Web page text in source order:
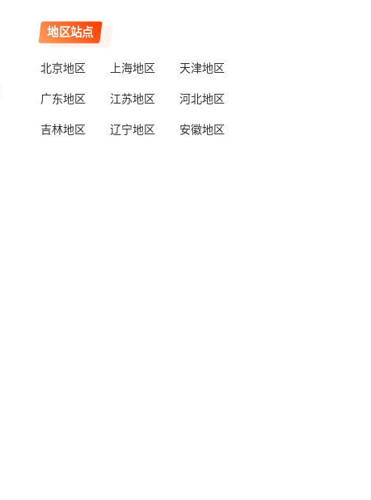
地区站点
北京地区 上海地区 天津地区
广东地区 江苏地区 河北地区
吉林地区 辽宁地区 安徽地区